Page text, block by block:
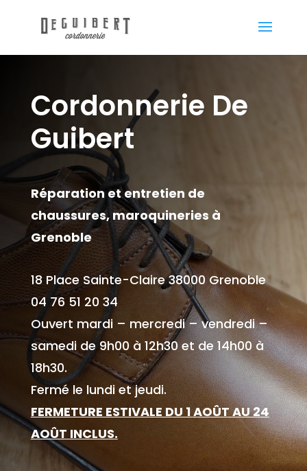
Cordonnerie De
Guibert
Réparation et entretien de
chaussures, maroquineries à
Grenoble
18 Place Sainte-Claire 38000 Grenoble
04 76 51 20 34
Ouvert mardi – mercredi – vendredi –
samedi de 9h00 à 12h30 et de 14h00 à
18h30.
Fermé le lundi et jeudi.
FERMETURE ESTIVALE DU 1 AOÛT AU 24
AOÛT INCLUS.